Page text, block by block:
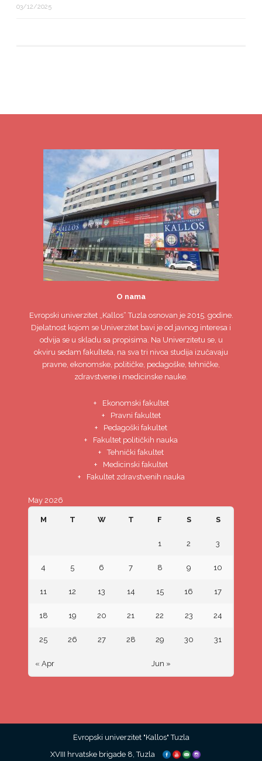
03/12/2025
O nama
Evropski univerzitet„Kallos“ Tuzla osnovan je 2015. godine.
Djelatnost kojom se Univerzitet bavi je od javnog interesa i
odvija se u skladu sa propisima. Na Univerzitetu se, u
okviru sedam fakulteta, na sva tri nivoa studija izučavaju
pravne, ekonomske, političke, pedagoške, tehničke,
zdravstvene i medicinske nauke.
Ekonomski fakultet
Pravni fakultet
Pedagoški fakultet
Fakultet političkih nauka
Tehnički fakultet
Medicinski fakultet
Fakultet zdravstvenih nauka
May 2026
M T W T F S S
« Apr Jun »
1 2 3
4 5 6 7 8 9 10
11 12 13 14 15 16 17
18 19 20 21 22 23 24
25 26 27 28 29 30 31
Evropski univerzitet "Kallos" Tuzla
XVIII hrvatske brigade 8, Tuzla